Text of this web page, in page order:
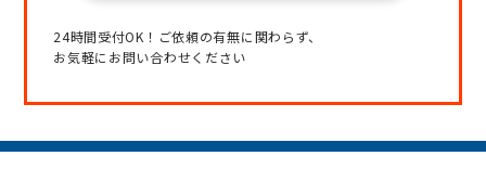
24時間受付OK！ご依頼の有無に関わらず、
お気軽にお問い合わせください